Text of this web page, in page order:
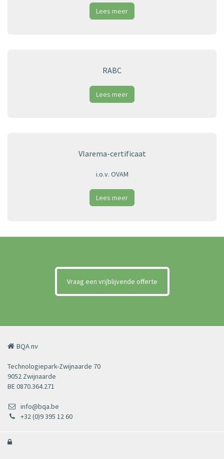
Lees meer
RABC
Lees meer
Vlarema-certificaat
i.o.v. OVAM
Lees meer
Vraag een vrijblijvende offerte
BQA nv
Technologiepark-Zwijnaarde 70
9052 Zwijnaarde
BE 0870.364.271
info@bqa.be
+32 (0)9 395 12 60
